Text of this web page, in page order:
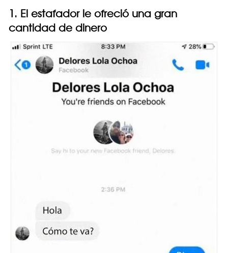
1. El estafador le ofreció una gran
cantidad de dinero